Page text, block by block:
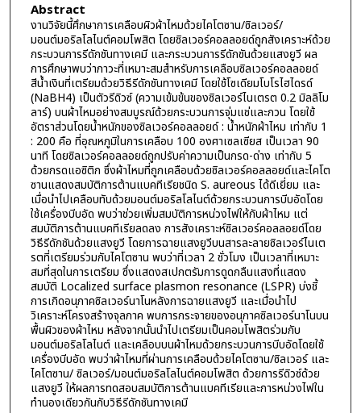
Abstract
งานวิจัยนี้ศึกษาการเคลือบผิวผ้าไหมด้วยไคโตซาน/ซิลเวอร์/
มอนต์มอริลโลไนต์คอมโพสิต โดยซิลเวอร์คอลลอยด์ถูกสังเคราะห์ด้วย
กระบวนการรีดักชันทางเคมี และกระบวนการรีดักชันด้วยแสงยูวี ผล
การศึกษาพบว่าภาวะที่เหมาะสมสำหรับการเคลือบซิลเวอร์คอลลอยด์
สีน้ำเงินที่เตรียมด้วยวิธีรีดักชันทางเคมี โดยใช้โซเดียมโบโรไฮไดรด์
(NaBH4) เป็นตัวรีดิวซ์ (ความเข้มข้นของซิลเวอร์ไนเตรต 0.2 มิลลิโม
ลาร์) บนผ้าไหมอย่างสมบูรณ์ด้วยกระบวนการจุ่มแช่และกวน โดยใช้
อัตราส่วนโดยน้ำหนักของซิลเวอร์คอลลอยด์ : น้ำหนักผ้าไหม เท่ากับ 1
: 200 คือ ที่อุณหภูมิในการเคลือบ 100 องศาเซลเซียส เป็นเวลา 90
นาที โดยซิลเวอร์คอลลอยด์ถูกปรับค่าความเป็นกรด-ด่าง เท่ากับ 5
ด้วยกรดแอซิติก ซึ่งผ้าไหมที่ถูกเคลือบด้วยซิลเวอร์คอลลอยด์และไคโต
ซานแสดงสมบัติการต้านแบคทีเรียชนิด S. aureous ได้ดีเยี่ยม และ
เมื่อนำไปเคลือบทับด้วยมอนต์มอริลโลไนต์ด้วยกระบวนการบีบอัดโดย
ใช้เครื่องบีบอัด พบว่าช่วยเพิ่มสมบัติการหน่วงไฟให้กับผ้าไหม แต่
สมบัติการต้านแบคทีเรียลดลง การสังเคราะห์ซิลเวอร์คอลลอยด์โดย
วิธีรีดักชันด้วยแสงยูวี โดยการฉายแสงยูวีบนสารละลายซิลเวอร์ไนเต
รตที่เตรียมร่วมกับไคโตซาน พบว่าที่เวลา 2 ชั่วโมง เป็นเวลาที่เหมาะ
สมที่สุดในการเตรียม ซึ่งแสดงสเปกตรัมการดูดกลืนแสงที่แสดง
สมบัติ Localized surface plasmon resonance (LSPR) บ่งชี้
การเกิดอนุภาคซิลเวอร์นาโนหลังการฉายแสงยูวี และเมื่อนำไป
วิเคราะห์โครงสร้างจุลภาค พบการกระจายของอนุภาคซิลเวอร์นาโนบน
พื้นผิวของผ้าไหม หลังจากนั้นนำไปเตรียมเป็นคอมโพสิตร่วมกับ
มอนต์มอริลโลไนต์ และเคลือบบนผ้าไหมด้วยกระบวนการบีบอัดโดยใช้
เครื่องบีบอัด พบว่าผ้าไหมที่ผ่านการเคลือบด้วยไคโตซาน/ซิลเวอร์ และ
ไคโตซาน/ ซิลเวอร์/มอนต์มอริลโลไนต์คอมโพสิต ด้วยการรีดิวซ์ด้วย
แสงยูวี ให้ผลการทดสอบสมบัติการต้านแบคทีเรียและการหน่วงไฟใน
ทำนองเดียวกันกับวิธีรีดักชันทางเคมี